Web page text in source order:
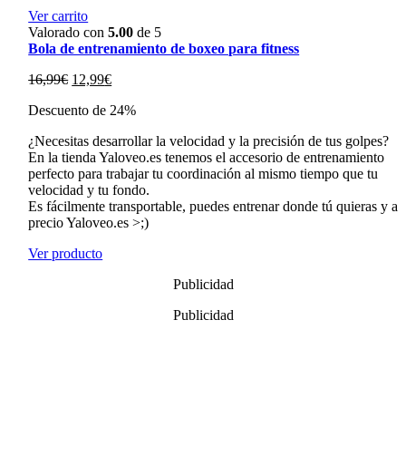
Ver carrito
Valorado con5.00 de 5
Bola de entrenamiento de boxeo para fitness
16,99€ El
original
16,99€.
12,99€El
actual
12,99€.
Descuento de 24%
¿Necesitas desarrollar la velocidad y la precisión de tus golpes?
En la tienda Yaloveo.es tenemos el accesorio de entrenamiento
perfecto para trabajar tu coordinación al mismo tiempo que tu
velocidad y tu fondo.
Es fácilmente transportable, puedes entrenar donde tú quieras y a
precio Yaloveo.es >;)
Ver producto
Publicidad
Publicidad